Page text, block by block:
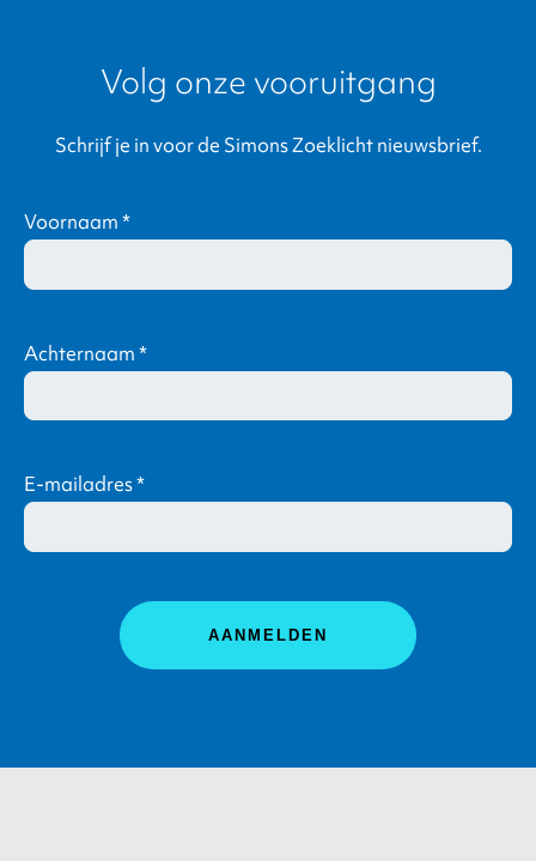
Volg onze vooruitgang
Schrijf je in voor de Simons Zoeklicht nieuwsbrief.
Voornaam*
Achternaam*
E-mailadres*